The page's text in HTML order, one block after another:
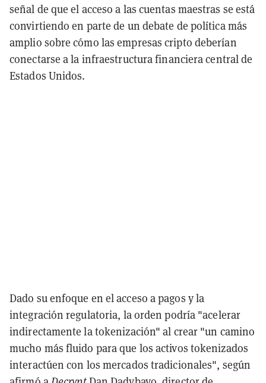
señal de que el acceso a las cuentas maestras se está
convirtiendo en parte de un debate de política más
amplio sobre cómo las empresas cripto deberían
conectarse a la infraestructura financiera central de
Estados Unidos.
Dado su enfoque en el acceso a pagos y la
integración regulatoria, la orden podría "acelerar
indirectamente la tokenización" al crear "un camino
mucho más fluido para que los activos tokenizados
interactúen con los mercados tradicionales", según